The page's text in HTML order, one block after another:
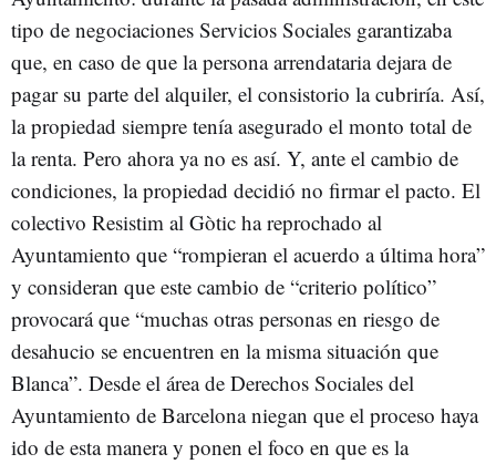
tipo de negociaciones Servicios Sociales garantizaba
que, en caso de que la persona arrendataria dejara de
pagar su parte del alquiler, el consistorio la cubriría. Así,
la propiedad siempre tenía asegurado el monto total de
la renta. Pero ahora ya no es así. Y, ante el cambio de
condiciones, la propiedad decidió no firmar el pacto. El
colectivo Resistim al Gòtic ha reprochado al
Ayuntamiento que “rompieran el acuerdo a última hora”
y consideran que este cambio de “criterio político”
provocará que “muchas otras personas en riesgo de
desahucio se encuentren en la misma situación que
Blanca”. Desde el área de Derechos Sociales del
Ayuntamiento de Barcelona niegan que el proceso haya
ido de esta manera y ponen el foco en que es la